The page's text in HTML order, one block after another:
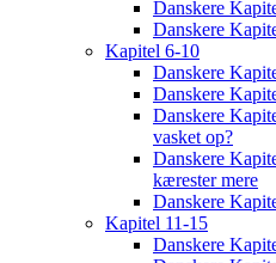
Danskere
Danskere
Kapitel 6-10
Danskere
Danskere
Danskere
vasket op?
Danskere
kærester mere
Danskere
Kapitel 11-15
Danskere